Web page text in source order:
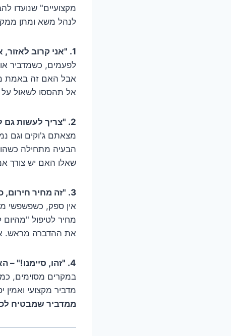
מקצועיים" שנועדו
לנהל משא ומתן
1. "אני קרוב לאזור, אז תקבל מחיר מיוחד!" – לא תמיד.
לפעמים, כשמדביר
אבל האם זה באמת
אל תהססו לשאול על
2. "צריך לעשות גם לזה וגם לזה…" – על חבילות וכפל טיפולים.
מצאתם ג'וקים וגם
הבעיה מתחילה
שאלו האם יש צורך
3. "זה מחיר חירום, כי צריך להגיע עכשיו!" – על הלחץ והדחיפות.
אין ספק, כשפשפשי
מחיר לטיפול
את ההדברה מראש.
4. "זהו, סיימנו!" – האם הטיפול באמת הסתיים?
במקרים מסוימים,
מדביר מקצועי
ממדביר שמבטיח